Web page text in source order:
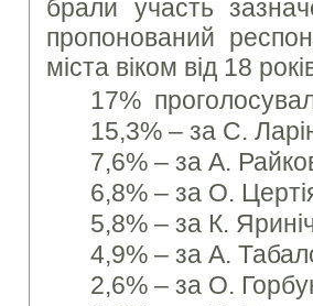
брали участь
пропонований
міста віком від 18
17%
15,3% – за С.
7,6% – за А.
6,8% – за О.
5,8% – за К.
4,9% – за А.
2,6% – за О.